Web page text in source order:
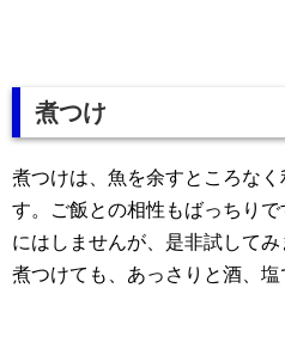
煮つけ
煮つけは、魚を余すところな
す。ご飯との相性もばっちり
にはしませんが、是非試して
煮つけても、あっさりと酒、塩